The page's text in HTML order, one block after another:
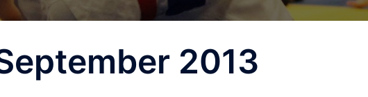
2013